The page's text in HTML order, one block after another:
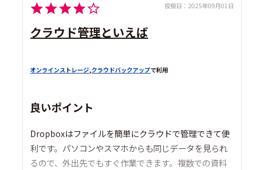
投稿日： 2025年09月01日
クラウド管理といえば
オンラインストレージ,クラウドバックアップで利用
良いポイント
Dropboxはファイルを簡単にクラウドで管理できて便
利です。パソコンやスマホからも同じデータを見られ
るので、外出先でもすぐ作業できます。複数での資料